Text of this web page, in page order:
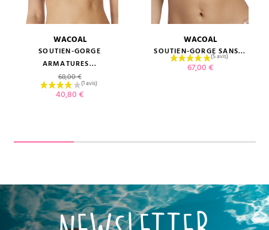
WACOAL
SOUTIEN-GORGE
ARMATURES...
Prix de base
68,00 €
Prix
40,80 €
WACOAL
SOUTIEN-GORGE SANS...
Prix
67,00 €